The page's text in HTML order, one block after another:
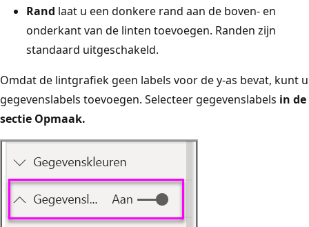
Rand laat u een donkere rand aan de boven- en
onderkant van de linten toevoegen. Randen zijn
standaard uitgeschakeld.
Omdat de lintgrafiek geen labels voor de y-as bevat, kunt u
gegevenslabels toevoegen. Selecteer gegevenslabels in de
sectie Opmaak.